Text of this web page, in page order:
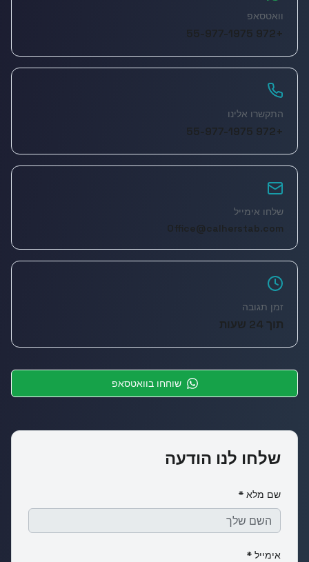
וואטסאפ
+972 55-977-1975
התקשרו אלינו
+972 55-977-1975
שלחו אימייל
Office@calherstab.com
זמן תגובה
תוך 24 שעות
שוחחו בוואטסאפ
שלחו לנו הודעה
שם מלא *
אימייל *